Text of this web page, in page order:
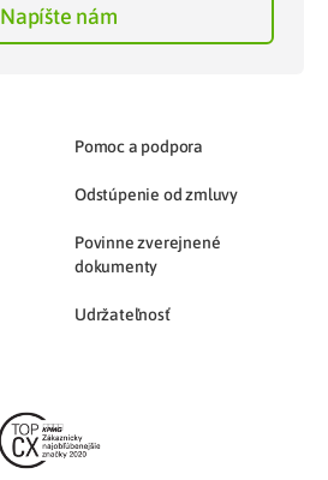
Napíšte nám
Pomoc a podpora
Odstúpenie od zmluvy
Povinne zverejnené
dokumenty
Udržateľnosť